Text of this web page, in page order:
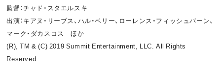
監督：チャド・スタエルスキ
出演：キアヌ・リーブス、ハル・ベリー、ローレンス・フィッシュバーン、
マーク・ダカスコス ほか
(R), TM & (C) 2019 Summit Entertainment, LLC. All Rights
Reserved.